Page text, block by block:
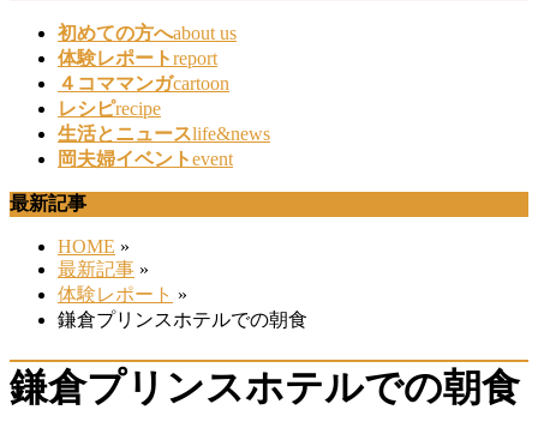
す
初めての方へabout us
体験レポートreport
４コママンガcartoon
レシピrecipe
生活とニュースlife&news
岡夫婦イベントevent
最新記事
HOME »
最新記事 »
体験レポート »
鎌倉プリンスホテルでの朝食
鎌倉プリンスホテルでの朝食